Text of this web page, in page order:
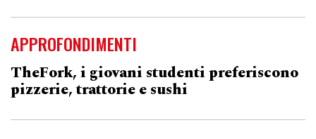
APPROFONDIMENTI
TheFork, i giovani studenti preferiscono
pizzerie, trattorie e sushi